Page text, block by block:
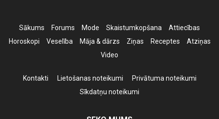
Sākums Forums Mode Skaistumkopšana
Attiecības
Horoskopi
Veselība Māja & dārzs Ziņas Receptes
Atziņas
Video
Kontakti Lietošanas noteikumi
Privātuma noteikumi
Sīkdatņu noteikumi